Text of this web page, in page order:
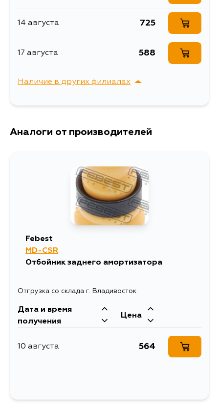
14 августа 725
17 августа 588
Наличие в других филиалах
г. Владивосток,
Аналоги от производителей
Febest
MD-CSR
Отбойник заднего амортизатора
Отгрузка со склада г. Владивосток
Дата и время
получения
Цена
10 августа 564